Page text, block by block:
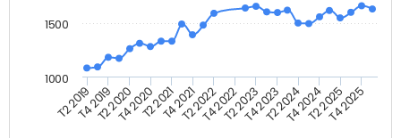
T2 2019T4 2019T2 2020T4 2020T2 2021T4 2021T2 2022T4 2022T2 2023T4 2023T2 2024T4 2024T2 2025T4 2025
1000
1500